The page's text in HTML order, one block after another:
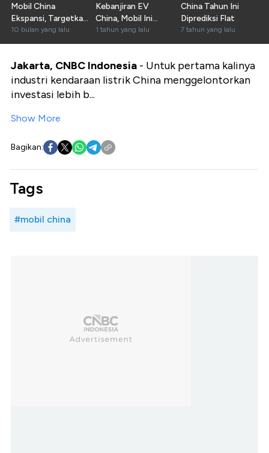
Mobil China
Ekspansi, Targetkan
Penjualan 3 Kali
Lipat
10 bulan yang lalu
Kebanjiran EV
China, Mobil Ini
Bakal Laku?
1 tahun yang lalu
China Tahun Ini
Diprediksi Flat
7 tahun yang lalu
Jakarta, CNBC Indonesia - Untuk pertama kalinya
industri kendaraan listrik China menggelontorkan
investasi lebih b...
Show More
Bagikan:
Tags
#mobil china